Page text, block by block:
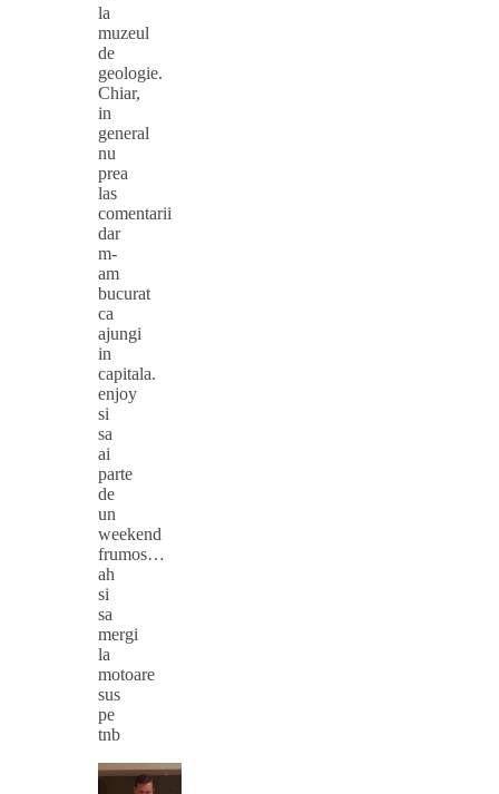
la
muzeul
de
geologie.
Chiar,
in
general
nu
prea
las
comentarii
dar
m-
am
bucurat
ca
ajungi
in
capitala.
enjoy
si
sa
ai
parte
de
un
weekend
frumos…
ah
si
sa
mergi
la
motoare
sus
pe
tnb